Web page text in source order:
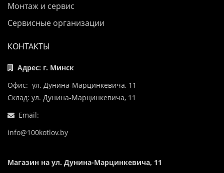
Монтаж и сервис
Сервисные организации
КОНТАКТЫ
Адрес: г. Минск
Офис: ул. Дунина-Марцинкевича, 11
Склад: ул. Дунина-Марцинкевича, 11
Email:
info@100kotlov.by
Магазин на ул. Дунина-Марцинкевича, 11